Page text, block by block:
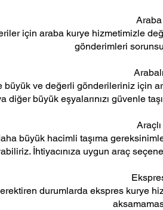
için araba kurye hizmetimizle
gönderimleri
ve değerli gönderileriniz için
diğer büyük eşyalarınızı güvenle
büyük hacimli taşıma
İhtiyacınıza uygun araç
durumlarda ekspres kurye